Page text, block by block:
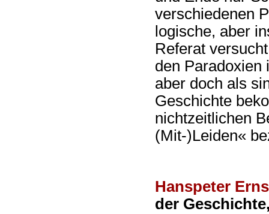
verschiedenen
logische, aber
Referat
den Paradoxien
aber doch als
Geschichte
nichtzeitlichen
(Mit-)Leiden«
Hanspeter
der